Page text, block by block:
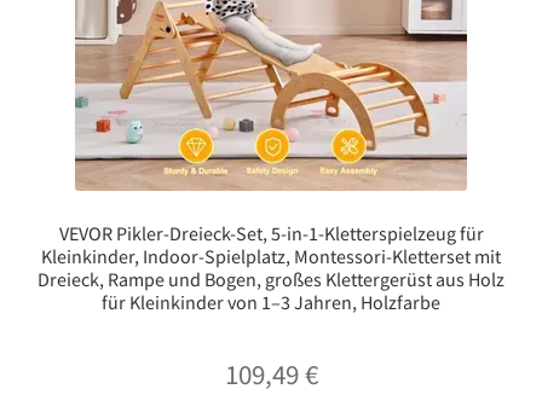
VEVOR Pikler-Dreieck-Set, 5-in-1-Kletterspielzeug für
Kleinkinder, Indoor-Spielplatz, Montessori-Kletterset mit
Dreieck, Rampe und Bogen, großes Klettergerüst aus Holz
für Kleinkinder von 1–3 Jahren, Holzfarbe
109,49€